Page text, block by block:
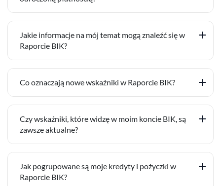
Jakie informacje na mój temat mogą znaleźć się w
Raporcie BIK?
Co oznaczają nowe wskaźniki w Raporcie BIK?
Czy wskaźniki, które widzę w moim koncie BIK, są
zawsze aktualne?
Jak pogrupowane są moje kredyty i pożyczki w
Raporcie BIK?